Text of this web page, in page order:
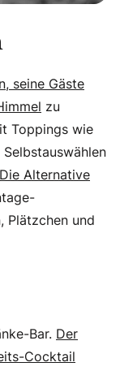
seine Gäste
zu
Toppings wie
Die Alternative
Plätzchen und
Bar. Der
Cocktail